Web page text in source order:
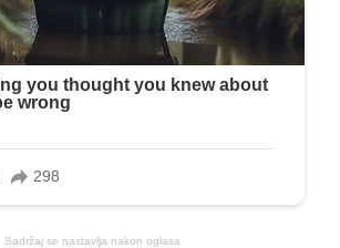
Sadržaj se nastavlja nakon oglasa